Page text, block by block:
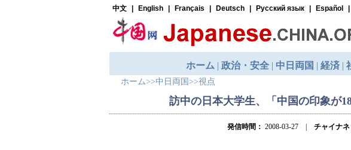
ホーム>>中日両国 >>視点
訪中の日本大学生、「中国の印象が
発信時間： 2008-03-27 | チャイナネ